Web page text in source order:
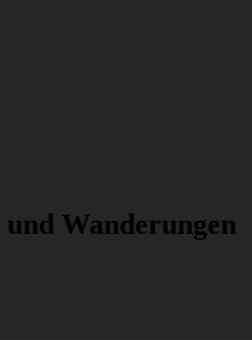
Wanderungen